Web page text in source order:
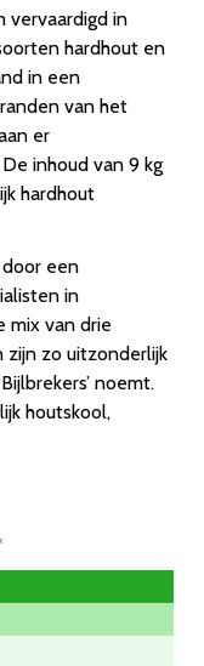
vervaardigd in
hardhout en
in een
van het
er
inhoud van 9 kg
hardhout
een
in
mix van drie
zo uitzonderlijk
noemt.
houtskool,